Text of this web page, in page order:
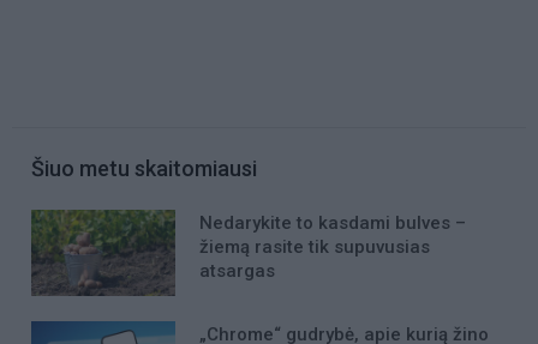
Šiuo metu skaitomiausi
Nedarykite to kasdami bulves –
žiemą rasite tik supuvusias
atsargas
„Chrome“ gudrybė, apie kurią žino